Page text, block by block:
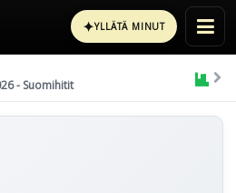
✦YLLÄTÄ MINUT
- Suomihitit